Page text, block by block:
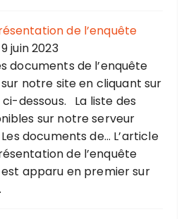
de l’enquête
9 juin 2023
documents de l’enquête
notre site en cliquant sur
dessous. La liste des
sur notre serveur
documents de... L’article
de l’enquête
apparu en premier sur